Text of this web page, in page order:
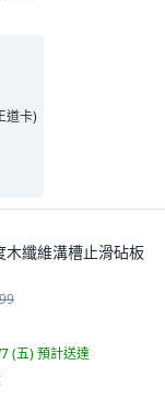
道卡)
木纖維溝槽止滑砧板
(五)預計送達